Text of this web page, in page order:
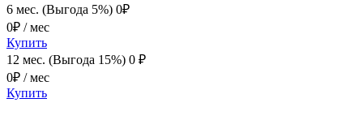
6 мес. (Выгода 5%) 0₽
0₽ / мес
Купить
12 мес. (Выгода 15%) 0 ₽
0₽ / мес
Купить